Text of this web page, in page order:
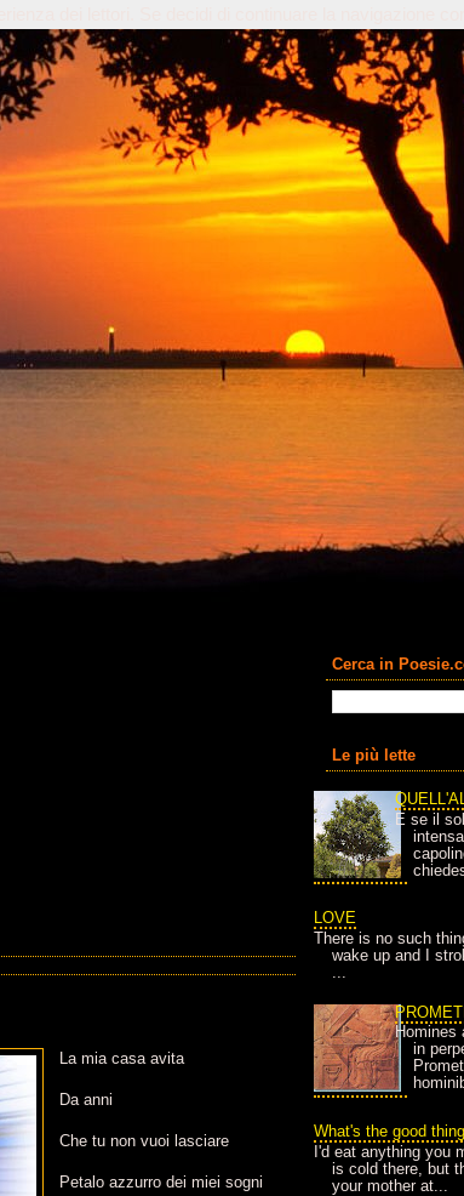
La mia casa avita
Da anni
Che tu non vuoi lasciare
Petalo azzurro dei miei sogni
Cerca in
Le più lette
E se il
LOVE
There is no such
wake up and I
...
Homines
in
What's the good
I'd eat anything you
is cold there, but
your mother at...